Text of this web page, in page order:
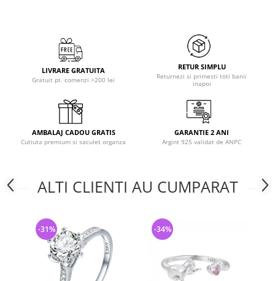
LIVRARE GRATUITA
Gratuit pt. comenzi >200 lei
RETUR SIMPLU
Returnezi si primesti toti banii
inapoi
AMBALAJ CADOU GRATIS
Cutiuta premium si saculet organza
GARANTIE 2 ANI
Argint 925 validat de ANPC
ALTI CLIENTI AU CUMPARAT
-31% -34%